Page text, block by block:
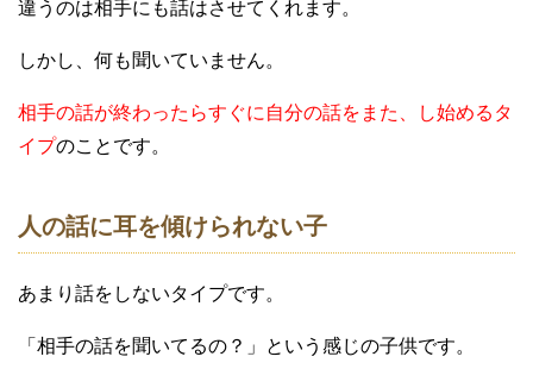
違うのは相手にも話はさせてくれます。
しかし、何も聞いていません。
相手の話が終わったらすぐに自分の話をまた、し始めるタ
イプのことです。
人の話に耳を傾けられない子
あまり話をしないタイプです。
「相手の話を聞いてるの？」という感じの子供です。